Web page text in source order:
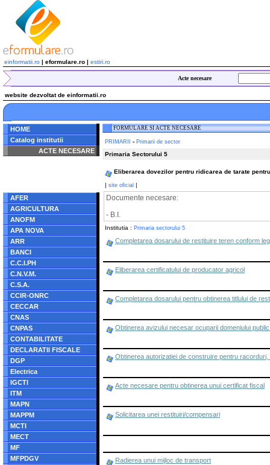
einformatii.ro | eformulare.ro | estiri.ro
Acte necesare
website dezvoltat de einformatii.ro
HOME
Catalog institutii
ACTE NECESARE
/home/eformulare.ro/public_html/navigare/stanga.php
AFER
AGRICULTURA
ANOFM
APA NOVA
ARR
BANCI
C.C.I.PH
C.N.V.M.
C.S.A.
CCIR-ONRC
CECCAR
CNAS
CNPAS
CONTABILITATE
DECLARATII FISCALE
DGP
Electrica
IGCTI
ITM
MAPN
MAPPM
MCTI
MECT
MF
MFPDGV
FORMULARE SI ACTE NECESARE
PRIMARII - Primarii de sector
Primaria Sectorului 5
Eliberarea dovezilor pentru ridicarea de tarate
| site oficial |
Documente necesare:
- B.I.
Institutia : Primaria sectorului 5
Completarea dosarului de restituire teren conform
Eliberarea certificatului de producator agricol
Completarea dosarului pentru obtinerea titlului de
Obtinerea avizului necesar ocuparii domeniului
Obtinerea autorizatiei de construire pentru
Acte necesare pentru obtinerea unui certificat fiscal
Solicitarea unei restituiri/compensari
Radierea unui mijloc de transport